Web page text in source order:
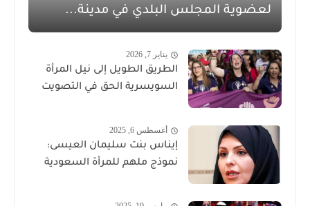
لعضوية المجلس البلدي في مدينة...
يناير 7, 2026
الطريق الطويل إلى نيل المرأة
السويسرية الحق في التصويت
أغسطس 6, 2025
إيناس بنت سليمان العيسى:
نموذج ملهم للمرأة السعودية